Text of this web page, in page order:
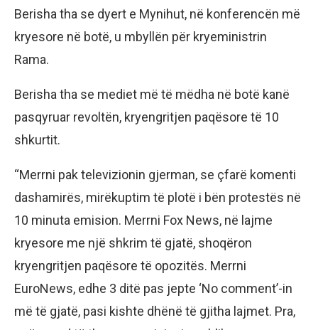
Berisha tha se dyert e Mynihut, në konferencën më
kryesore në botë, u mbyllën për kryeministrin
Rama.
Berisha tha se mediet më të mëdha në botë kanë
pasqyruar revoltën, kryengritjen paqësore të 10
shkurtit.
“Merrni pak televizionin gjerman, se çfarë komenti
dashamirës, mirëkuptim të plotë i bën protestës në
10 minuta emision. Merrni Fox News, në lajme
kryesore me një shkrim të gjatë, shoqëron
kryengritjen paqësore të opozitës. Merrni
EuroNews, edhe 3 ditë pas jepte ‘No comment’-in
më të gjatë, pasi kishte dhënë të gjitha lajmet. Pra,